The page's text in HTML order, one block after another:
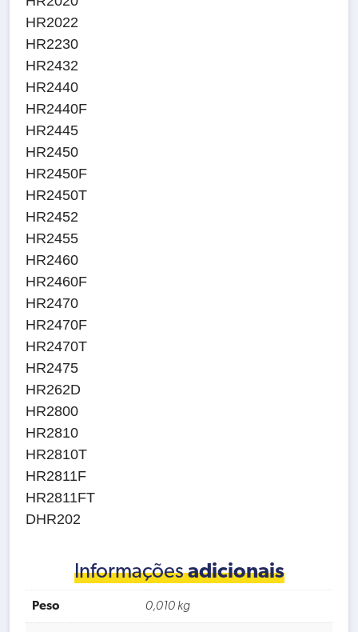
HR2022
HR2230
HR2432
HR2440
HR2440F
HR2445
HR2450
HR2450F
HR2450T
HR2452
HR2455
HR2460
HR2460F
HR2470
HR2470F
HR2470T
HR2475
HR262D
HR2800
HR2810
HR2810T
HR2811F
HR2811FT
DHR202
Informaçõesadicionais
Peso 0,010 kg